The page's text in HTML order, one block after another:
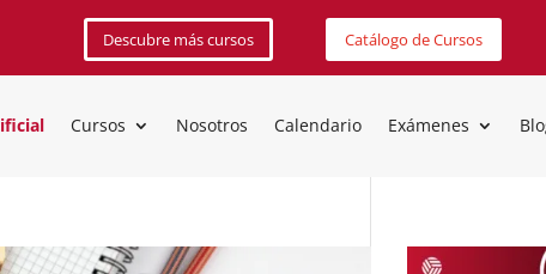
Descubre más cursos Catálogo de Cursos
Cursos Nosotros Calendario Exámenes